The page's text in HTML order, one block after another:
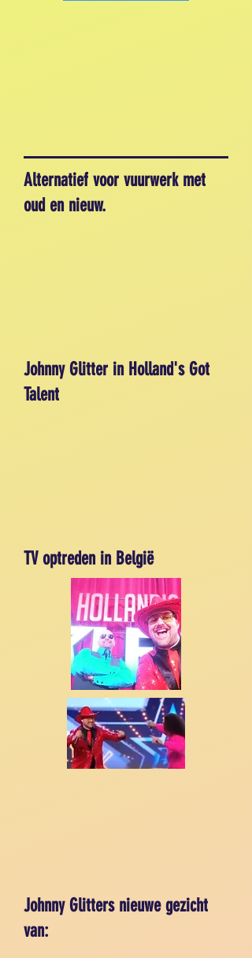
Alternatief voor vuurwerk met
oud en nieuw.
Johnny Glitter in Holland's Got
Talent
TV optreden in België
Johnny Glitters nieuwe gezicht
van: